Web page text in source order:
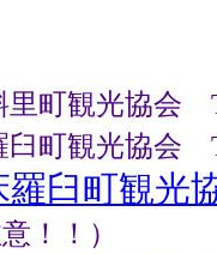
町観光協会
町観光協会
羅臼町観光
！！）